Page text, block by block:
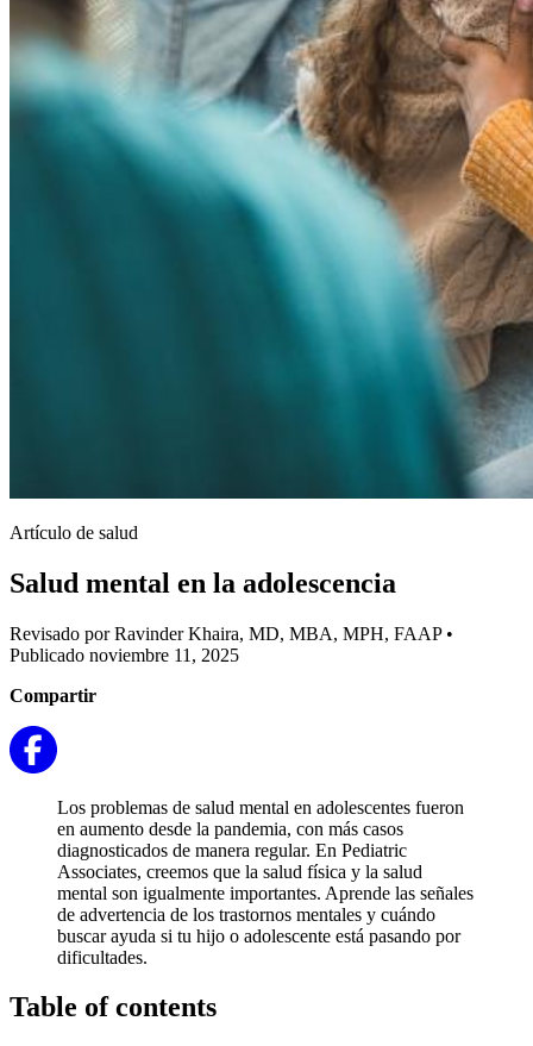
Artículo de salud
Salud mental en la adolescencia
Revisado por Ravinder Khaira, MD, MBA, MPH, FAAP •
Publicado noviembre 11, 2025
Compartir
Los problemas de salud mental en adolescentes fueron
en aumento desde la pandemia, con más casos
diagnosticados de manera regular. En Pediatric
Associates, creemos que la salud física y la salud
mental son igualmente importantes. Aprende las señales
de advertencia de los trastornos mentales y cuándo
buscar ayuda si tu hijo o adolescente está pasando por
dificultades.
Table of contents